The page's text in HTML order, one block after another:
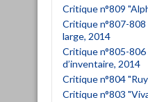
Critique n°809
Critique n°807-
large, 2014
Critique n°805-
d’inventaire, 2014
Critique n°804
Critique n°803